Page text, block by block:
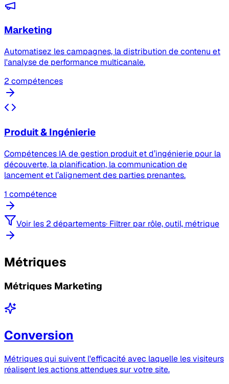
Marketing
Automatisez les campagnes, la distribution de contenu et
l'analyse de performance multicanale.
2 compétences
Produit & Ingénierie
Compétences IA de gestion produit et d’ingénierie pour la
découverte, la planification, la communication de
lancement et l’alignement des parties prenantes.
1 compétence
Voir les 2 départements· Filtrer par rôle, outil, métrique
Métriques
Métriques Marketing
Conversion
Métriques qui suivent l'efficacité avec laquelle les visiteurs
réalisent les actions attendues sur votre site.